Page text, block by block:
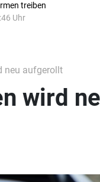
treiben
Uhr
neu aufgerollt
wird